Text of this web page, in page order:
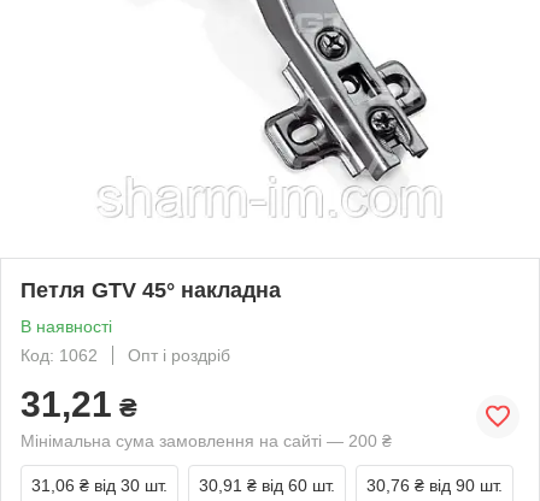
Петля GTV 45° накладна
В наявності
Код: 1062
Опт і роздріб
31,21 ₴
Мінімальна сума замовлення на сайті — 200 ₴
31,06 ₴ від 30 шт. 30,91 ₴ від 60 шт. 30,76 ₴ від 90 шт.